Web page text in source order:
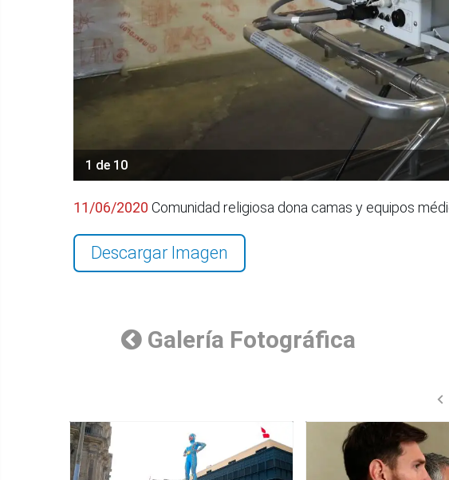
1 de 10
11/06/2020 Comunidad religiosa dona camas y equipos
Descargar Imagen
Galería Fotográfica
chevron_left